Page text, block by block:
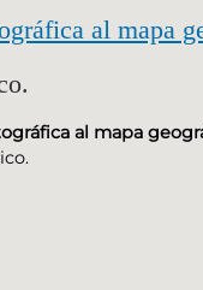
al mapa
al mapa